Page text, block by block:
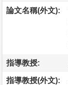
論文名稱(外文):
指導教授:
指導教授(外文):